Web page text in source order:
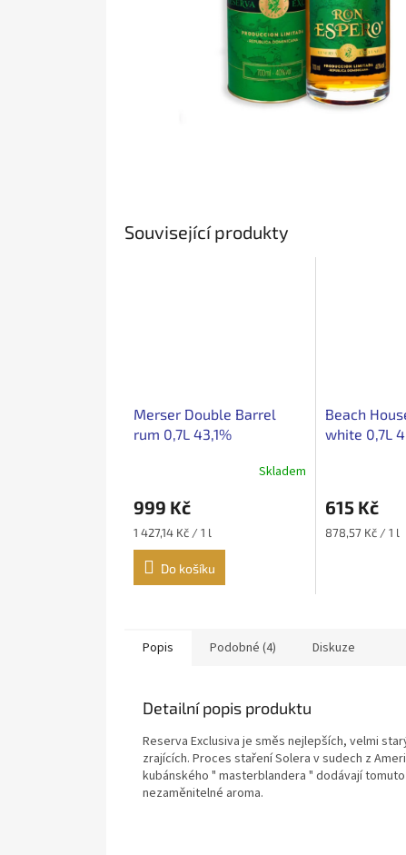
Související produkty
Merser Double Barrel
rum 0,7L 43,1%
Skladem
999 Kč
Měrná
cena:
1 427,14 Kč / 1 l
Do košíku
Beach
white 0,7L
615 Kč
Měrná
878,57 Kč / 1 l
Popis Podobné (4) Diskuze
Detailní popis produktu
Reserva Exclusiva je směs nejlepších, velmi
zrajících. Proces staření Solera v sudech z
kubánského " masterblandera " dodávají
nezaměnitelné aroma.